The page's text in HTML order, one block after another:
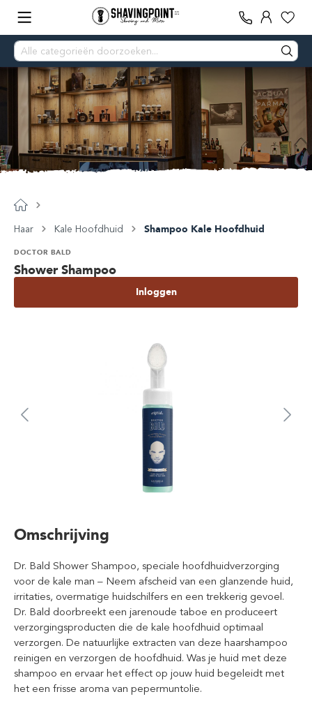
Haar Kale Hoofdhuid Shampoo Kale Hoofdhuid
Shower Shampoo
DOCTOR BALD
Inloggen
Omschrijving
Dr. Bald Shower Shampoo, speciale hoofdhuidverzorging
voor de kale man – Neem afscheid van een glanzende huid,
irritaties, overmatige huidschilfers en een trekkerig gevoel.
Dr. Bald doorbreekt een jarenoude taboe en produceert
verzorgingsproducten die de kale hoofdhuid optimaal
verzorgen. De natuurlijke extracten van deze haarshampoo
reinigen en verzorgen de hoofdhuid. Was je huid met deze
shampoo en ervaar het effect op jouw huid begeleidt met
het een frisse aroma van pepermuntolie.